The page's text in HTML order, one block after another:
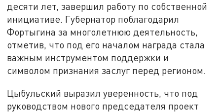
десяти лет, завершил работу по собственной
инициативе. Губернатор поблагодарил
Фортыгина за многолетнюю деятельность,
отметив, что под его началом награда стала
важным инструментом поддержки и
символом признания заслуг перед регионом.
Цыбульский выразил уверенность, что под
руководством нового председателя проект